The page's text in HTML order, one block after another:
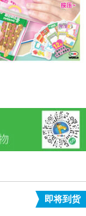
即将到货